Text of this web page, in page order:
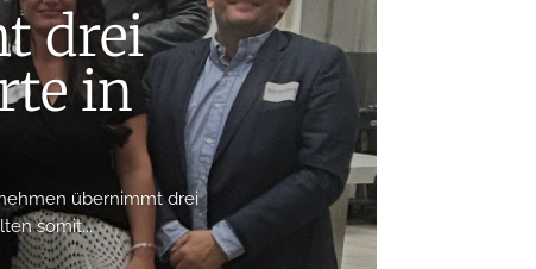
drei
in
übernimmt drei
somit...